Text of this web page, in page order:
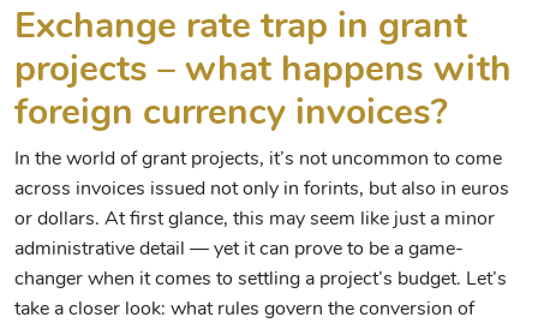
Exchange rate trap in grant
projects – what happens with
foreign currency invoices?
In the world of grant projects, it’s not uncommon to come
across invoices issued not only in forints, but also in euros
or dollars. At first glance, this may seem like just a minor
administrative detail — yet it can prove to be a game-
changer when it comes to settling a project’s budget. Let’s
take a closer look: what rules govern the conversion of